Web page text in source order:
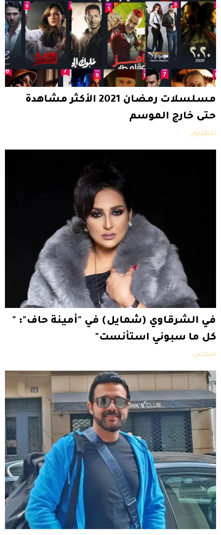
مسلسلات رمضان 2021 الأكثر مشاهدة
حتى خارج الموسم
تليفزيون
في الشرقاوي (شمايل) في "أمينة حاف": "
كل ما سبوني استأنست"
ميكس